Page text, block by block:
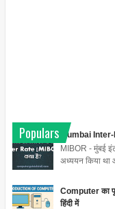
Populars
Mumbai
MIBOR - मुंबई
अध्ययन किया था
Computer का
हिंदी में